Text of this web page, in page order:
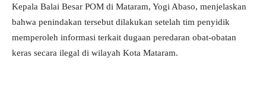
Kepala Balai Besar POM di Mataram, Yogi Abaso, menjelaskan
bahwa penindakan tersebut dilakukan setelah tim penyidik
memperoleh informasi terkait dugaan peredaran obat-obatan
keras secara ilegal di wilayah Kota Mataram.